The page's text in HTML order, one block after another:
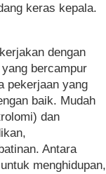
keras kepala.
dengan
bercampur
pekerjaan yang
baik. Mudah
dan
Antara
menghidupan,